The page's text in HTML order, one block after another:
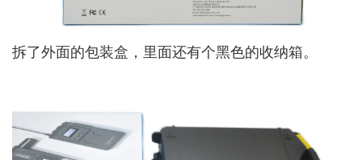
拆了外面的包装盒，里面还有个黑色的收纳箱。